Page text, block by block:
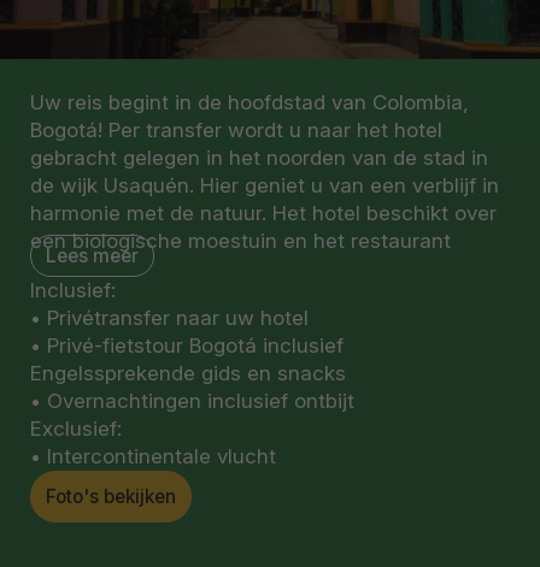
Uw reis begint in de hoofdstad van Colombia,
Bogotá! Per transfer wordt u naar het hotel
gebracht gelegen in het noorden van de stad in
de wijk Usaquén. Hier geniet u van een verblijf in
harmonie met de natuur. Het hotel beschikt over
een biologische moestuin en het restaurant
serveert gerechten van de verse producten.
Na de eerste overnachting gaat u per fiets onder
leiding van een lokale gids een stadstour maken
door Bogotá. Hierbij brengt u onder andere een
bezoek aan de historische wijk Candelaria. Deze
wijk staat bekend om haar kleurrijke architectuur,
musea, kunstgalerijen en levendige cultuur.
Daarnaast brengt u een bezoek aan de berg
Monseratte, vanwaar u een panoramisch uitzicht
Lees meer
Inclusief:
• Privétransfer naar uw hotel
• Privé-fietstour Bogotá inclusief
Engelssprekende gids en snacks
• Overnachtingen inclusief ontbijt
Exclusief:
• Intercontinentale vlucht
Foto's bekijken